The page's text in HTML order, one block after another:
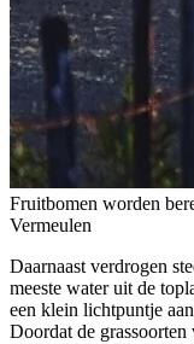
Fruitbomen worden
Vermeulen
Daarnaast verdrogen
meeste water uit de
een klein lichtpuntje
Doordat de